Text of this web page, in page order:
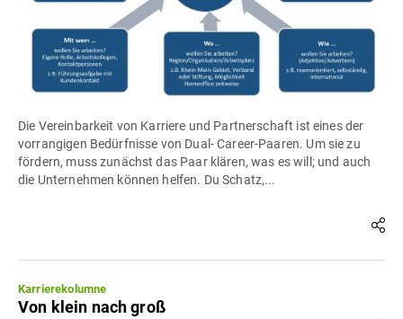
Die Vereinbarkeit von Karriere und Partnerschaft ist eines der
vorrangigen Bedürfnisse von Dual- Career-Paaren. Um sie zu
fördern, muss zunächst das Paar klären, was es will; und auch
die Unternehmen können helfen. Du Schatz,...
Karrierekolumne
Von klein nach groß